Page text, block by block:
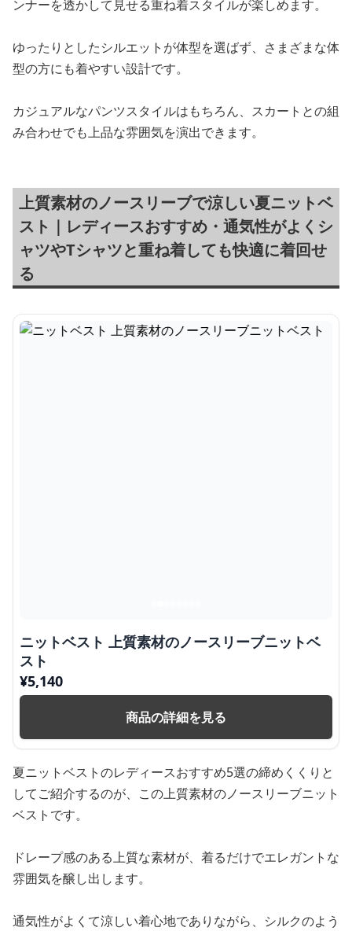
ンナーを透かして見せる重ね着スタイルが楽しめます。
ゆったりとしたシルエットが体型を選ばず、さまざまな体
型の方にも着やすい設計です。
カジュアルなパンツスタイルはもちろん、スカートとの組
み合わせでも上品な雰囲気を演出できます。
上質素材のノースリーブで涼しい夏ニットベ
スト｜レディースおすすめ・通気性がよくシ
ャツやTシャツと重ね着しても快適に着回せ
る
ニットベスト 上質素材のノースリーブニットベ
スト
¥5,140
商品の詳細を見る
夏ニットベストのレディースおすすめ5選の締めくくりと
してご紹介するのが、この上質素材のノースリーブニット
ベストです。
ドレープ感のある上質な素材が、着るだけでエレガントな
雰囲気を醸し出します。
通気性がよくて涼しい着心地でありながら、シルクのよう